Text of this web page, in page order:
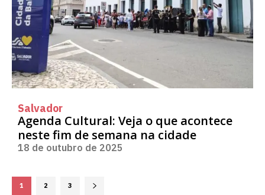
Salvador
Agenda Cultural: Veja o que acontece
neste fim de semana na cidade
18 de outubro de 2025
1 2 3